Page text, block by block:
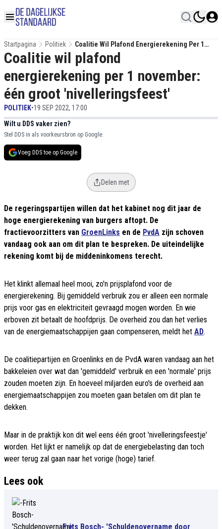
Startpagina Politiek
Coalitie Wil Plafond Energierekening Per 1
November: Één Groot 'nivelleringsfeest'
Coalitie wil plafond
energierekening per 1 november:
één groot 'nivelleringsfeest'
POLITIEK•19 SEP 2022, 17:00
Wilt u DDS vaker zien?
Stel DDS in als voorkeursbron op Google.
Voeg DDS toe op Google
Delen met
De regeringspartijen willen dat het kabinet nog dit jaar de
hoge energierekening van burgers aftopt. De
fractievoorzitters van GroenLinks en de PvdA zijn schoven
vandaag ook aan om dit plan te bespreken. De uiteindelijke
rekening komt bij de middeninkomens terecht.
Het klinkt allemaal heel mooi, zo'n prijsplafond voor de
energierekening. Bij gemiddeld verbruik zou er alleen een normale
prijs voor gas en elektriciteit gevraagd mogen worden. En wie
erboven zit betaalt de hoofdprijs. De overheid zou dan het verlies
van de energiemaatschappijen gaan compenseren, meldt het AD.
De coalitiepartijen en Groenlinks en de PvdA waren vandaag aan het
bakkeleien over wat dan 'gemiddeld' verbruik en een 'normale' prijs
zouden moeten zijn. En hoeveel miljarden euro's de overheid aan
energiemaatschappijen zou moeten gaan betalen om dit plan te
dekken.
Maar in de praktijk kon dit wel eens één groot 'nivelleringsfeestje'
worden. Het lijkt er namelijk op dat de energiebelasting dan toch
weer terug zal gaan naar het vorige (hoge) tarief.
Lees ook
-Frits Bosch- 'Schuldenovername door